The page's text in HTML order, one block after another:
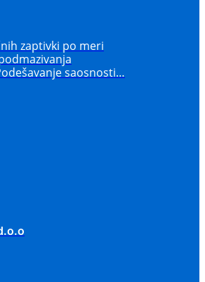
zaptivki po meri
saosnosti…